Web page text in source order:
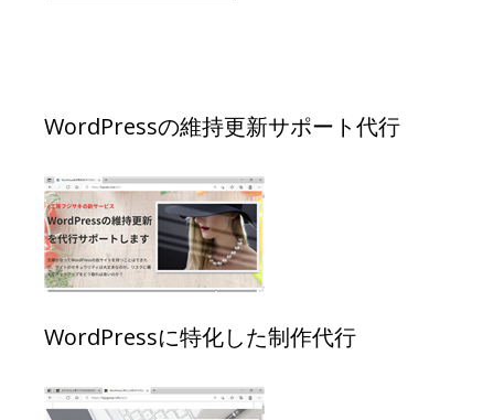
WordPressの維持更新サポート代行
WordPressに特化した制作代行